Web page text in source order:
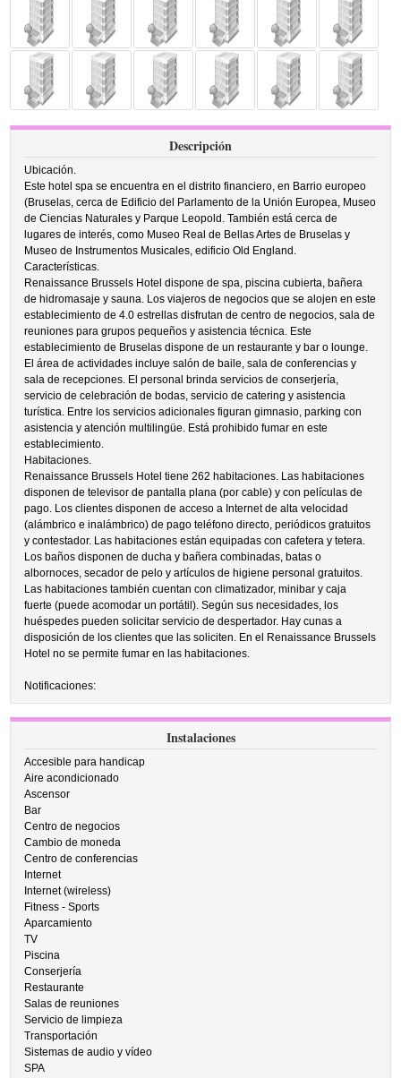
Descripción
Ubicación.
Este hotel spa se encuentra en el distrito financiero, en Barrio europeo
(Bruselas, cerca de Edificio del Parlamento de la Unión Europea, Museo
de Ciencias Naturales y Parque Leopold. También está cerca de
lugares de interés, como Museo Real de Bellas Artes de Bruselas y
Museo de Instrumentos Musicales, edificio Old England.
Características.
Renaissance Brussels Hotel dispone de spa, piscina cubierta, bañera
de hidromasaje y sauna. Los viajeros de negocios que se alojen en este
establecimiento de 4.0 estrellas disfrutan de centro de negocios, sala de
reuniones para grupos pequeños y asistencia técnica. Este
establecimiento de Bruselas dispone de un restaurante y bar o lounge.
El área de actividades incluye salón de baile, sala de conferencias y
sala de recepciones. El personal brinda servicios de conserjería,
servicio de celebración de bodas, servicio de catering y asistencia
turística. Entre los servicios adicionales figuran gimnasio, parking con
asistencia y atención multilingüe. Está prohibido fumar en este
establecimiento.
Habitaciones.
Renaissance Brussels Hotel tiene 262 habitaciones. Las habitaciones
disponen de televisor de pantalla plana (por cable) y con películas de
pago. Los clientes disponen de acceso a Internet de alta velocidad
(alámbrico e inalámbrico) de pago teléfono directo, periódicos gratuitos
y contestador. Las habitaciones están equipadas con cafetera y tetera.
Los baños disponen de ducha y bañera combinadas, batas o
albornoces, secador de pelo y artículos de higiene personal gratuitos.
Las habitaciones también cuentan con climatizador, minibar y caja
fuerte (puede acomodar un portátil). Según sus necesidades, los
huéspedes pueden solicitar servicio de despertador. Hay cunas a
disposición de los clientes que las soliciten. En el Renaissance Brussels
Hotel no se permite fumar en las habitaciones.
Notificaciones:
Instalaciones
Accesible para handicap
Aire acondicionado
Ascensor
Bar
Centro de negocios
Cambio de moneda
Centro de conferencias
Internet
Internet (wireless)
Fitness - Sports
Aparcamiento
TV
Piscina
Conserjería
Restaurante
Salas de reuniones
Servicio de limpieza
Transportación
Sistemas de audio y vídeo
SPA